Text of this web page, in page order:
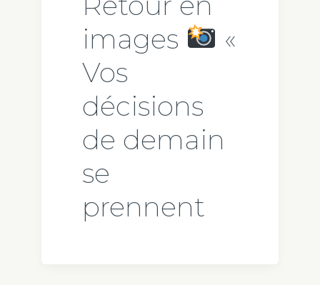
images
«
Vos
décisions
de demain
se
prennent